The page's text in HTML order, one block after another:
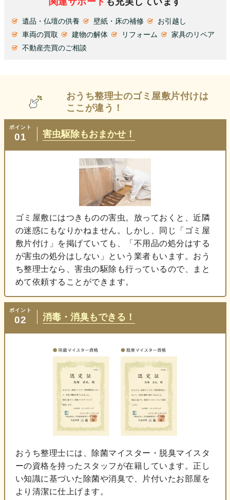
遺品・仏壇の供養 壁紙・床の補修
お引越し
車両の買取
建物の解体 リフォーム
家具のリペア
不動産売買のご相談
おうち整理士のゴミ屋敷片付けは
ここが違う！
ポイント
01 害虫駆除もおまかせ！
ゴミ屋敷にはつきものの害虫。放っておくと、近隣
の迷惑にもなりかねません。しかし、同じ「ゴミ屋
敷片付け」を掲げていても、「不用品の処分はする
が害虫の処分はしない」という業者もいます。おう
ち整理士なら、害虫の駆除も行っているので、まと
めて依頼することができます。
ポイント
02 消毒・消臭もできる！
おうち整理士には、除菌マイスター・脱臭マイスタ
ーの資格を持ったスタッフが在籍しています。正し
い知識に基づいた除菌や消臭で、片付いたお部屋を
より清潔に仕上げます。